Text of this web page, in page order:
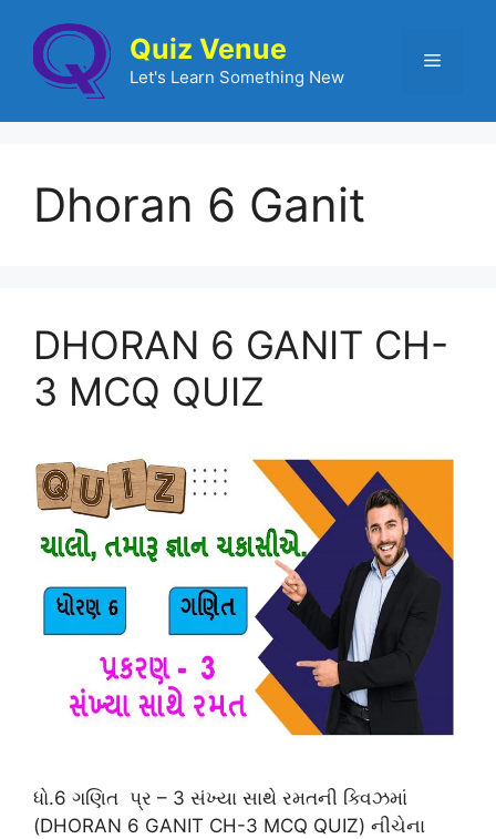
Quiz Venue
Let's Learn Something New
Dhoran 6 Ganit
DHORAN 6 GANIT CH-
3 MCQ QUIZ
ધો.6 ગણિત પ્ર – 3 સંખ્યા સાથે રમતની ક્વિઝમાં
(DHORAN 6 GANIT CH-3 MCQ QUIZ) નીચેના